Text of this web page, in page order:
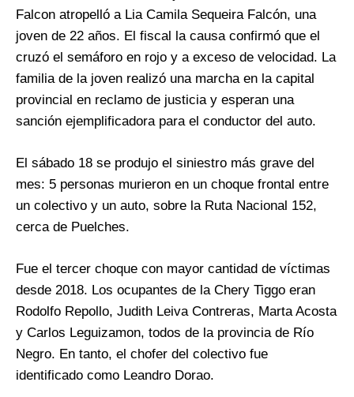
Falcon atropelló a Lia Camila Sequeira Falcón, una
joven de 22 años. El fiscal la causa confirmó que el
cruzó el semáforo en rojo y a exceso de velocidad. La
familia de la joven realizó una marcha en la capital
provincial en reclamo de justicia y esperan una
sanción ejemplificadora para el conductor del auto.
El sábado 18 se produjo el siniestro más grave del
mes: 5 personas murieron en un choque frontal entre
un colectivo y un auto, sobre la Ruta Nacional 152,
cerca de Puelches.
Fue el tercer choque con mayor cantidad de víctimas
desde 2018. Los ocupantes de la Chery Tiggo eran
Rodolfo Repollo, Judith Leiva Contreras, Marta Acosta
y Carlos Leguizamon, todos de la provincia de Río
Negro. En tanto, el chofer del colectivo fue
identificado como Leandro Dorao.